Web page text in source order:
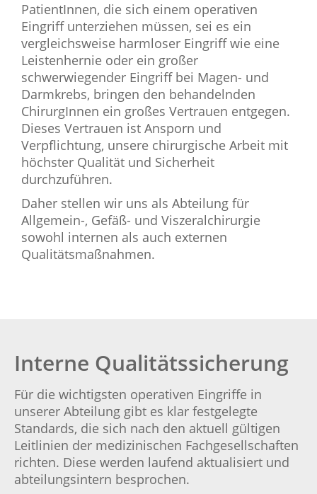
PatientInnen, die sich einem operativen
Eingriff unterziehen müssen, sei es ein
vergleichsweise harmloser Eingriff wie eine
Leistenhernie oder ein großer
schwerwiegender Eingriff bei Magen- und
Darmkrebs, bringen den behandelnden
ChirurgInnen ein großes Vertrauen entgegen.
Dieses Vertrauen ist Ansporn und
Verpflichtung, unsere chirurgische Arbeit mit
höchster Qualität und Sicherheit
durchzuführen.
Daher stellen wir uns als Abteilung für
Allgemein-, Gefäß- und Viszeralchirurgie
sowohl internen als auch externen
Qualitätsmaßnahmen.
Interne Qualitätssicherung
Für die wichtigsten operativen Eingriffe in
unserer Abteilung gibt es klar festgelegte
Standards, die sich nach den aktuell gültigen
Leitlinien der medizinischen Fachgesellschaften
richten. Diese werden laufend aktualisiert und
abteilungsintern besprochen.